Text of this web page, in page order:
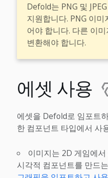
Defold는 PNG 및
지원합니다. PNG 이미
어야 합니다. 다른 이
변환해야 합니다.
에셋 사용
에셋을 Defold로 임포트
한 컴포넌트 타입에서 사
이미지는 2D 게임에
시각적 컴포넌트를 만드